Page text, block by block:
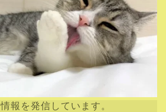
報を発信しています。